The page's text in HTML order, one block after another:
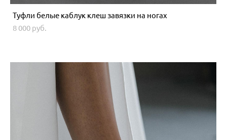
Туфли белые каблук клеш завязки на ногах
8 000 pуб.